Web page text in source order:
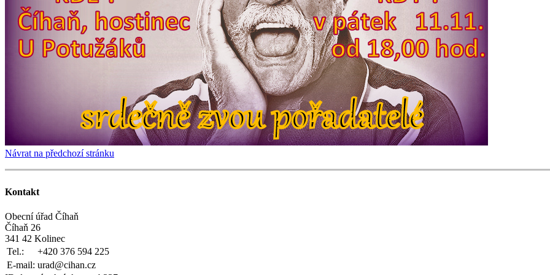
Návrat na předchozí stránku
Kontakt
Obecní úřad Číhaň
Číhaň 26
341 42 Kolinec
Tel.:
+420 376 594 225
E-mail: urad@cihan.cz